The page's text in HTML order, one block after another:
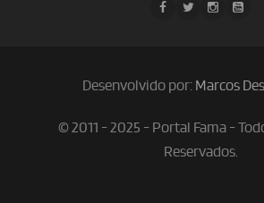
Desenvolvido por: Marcos
© 2011 - 2025 - Portal Fama -
Reservados.